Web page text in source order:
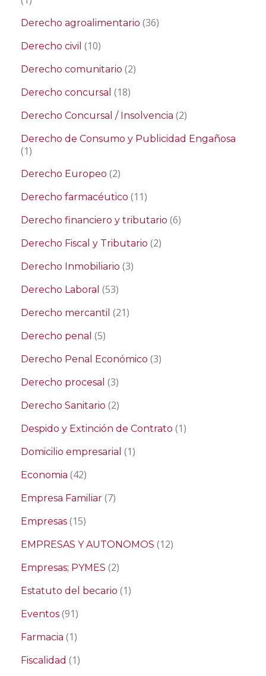
Derecho agroalimentario (36)
Derecho civil (10)
Derecho comunitario (2)
Derecho concursal (18)
Derecho Concursal / Insolvencia (2)
Derecho de Consumo y Publicidad Engañosa
(1)
Derecho Europeo (2)
Derecho farmacéutico (11)
Derecho financiero y tributario (6)
Derecho Fiscal y Tributario (2)
Derecho Inmobiliario (3)
Derecho Laboral (53)
Derecho mercantil (21)
Derecho penal (5)
Derecho Penal Económico (3)
Derecho procesal (3)
Derecho Sanitario (2)
Despido y Extinción de Contrato (1)
Domicilio empresarial (1)
Economia (42)
Empresa Familiar (7)
Empresas (15)
EMPRESAS Y AUTONOMOS (12)
Empresas; PYMES (2)
Estatuto del becario (1)
Eventos (91)
Farmacia (1)
Fiscalidad (1)